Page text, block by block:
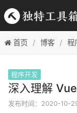
首页 博客 程
程序开发
深入理解
发布时间：2020-10-